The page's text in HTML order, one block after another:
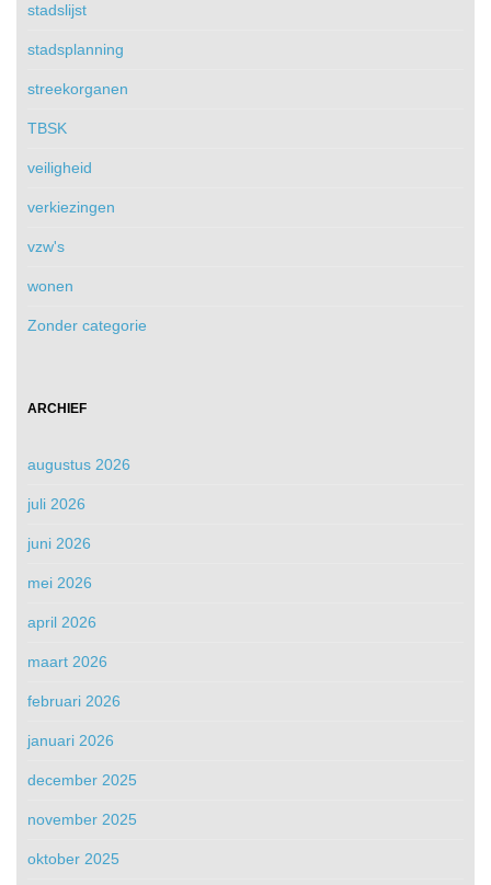
stadslijst
stadsplanning
streekorganen
TBSK
veiligheid
verkiezingen
vzw's
wonen
Zonder categorie
ARCHIEF
augustus 2026
juli 2026
juni 2026
mei 2026
april 2026
maart 2026
februari 2026
januari 2026
december 2025
november 2025
oktober 2025